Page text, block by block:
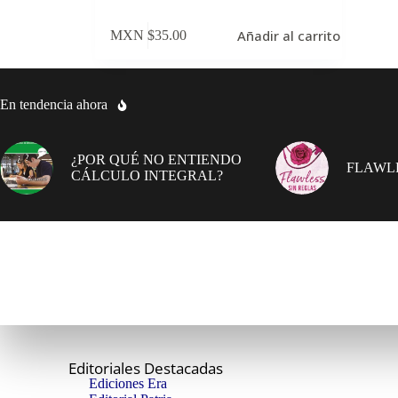
MXN $35.00 Añadir al carrito
En tendencia ahora
¿POR QUÉ NO ENTIENDO
CÁLCULO INTEGRAL?
Editoriales Destacadas
Ediciones Era